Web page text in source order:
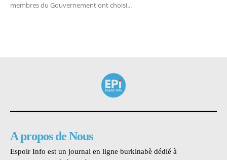
membres du Gouvernement ont choisi...
A propos de Nous
Espoir Info est un journal en ligne burkinabè dédié à